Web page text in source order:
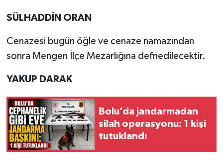
SÜLHADDİN ORAN
Cenazesi bugün öğle ve cenaze namazından
sonra Mengen İlçe Mezarlığına defnedilecektir.
YAKUP DARAK
Bolu’da jandarmadan
silah operasyonu: 1 kişi
tutuklandı